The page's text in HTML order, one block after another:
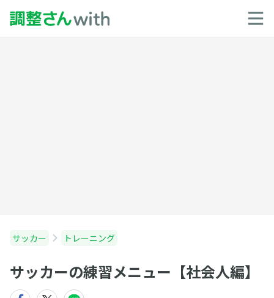
サッカー トレーニング
サッカーの練習メニュー【社会人編】